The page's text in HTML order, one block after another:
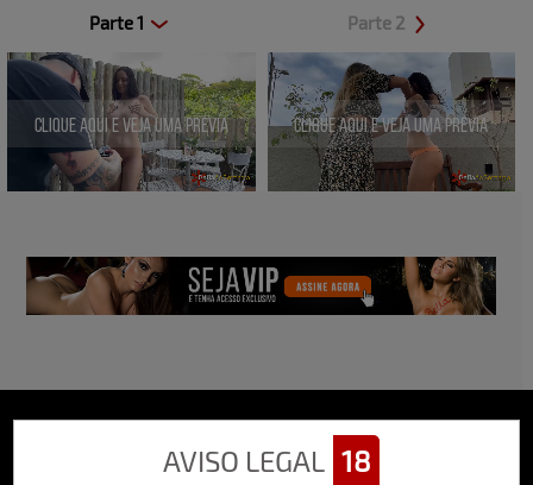
Parte 1
Clique aqui e veja uma prévia
Parte 2
Clique aqui e veja uma prévia
AVISO LEGAL 18
Sobre o Bella